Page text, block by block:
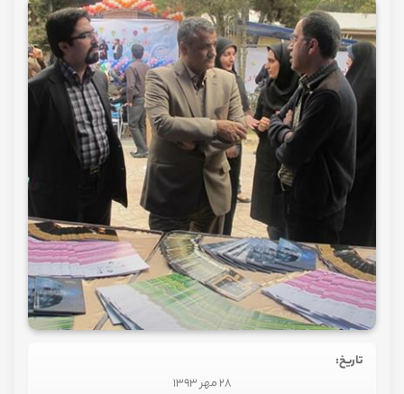
تاریخ:
28 مهر 1393